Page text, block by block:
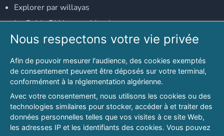
Explorer par willayas
Le Guide D'Alger, guide-alger.com
NOS RÉSEAUX SOCIAUX
Notre page Facebook
Notre page LinkedIn
Notre page Instagram
Notre page Twitter
Nous respectons votre vie privée
Afin de pouvoir mesurer l'audience, des cookies exemptés
de consentement peuvent être déposés sur votre terminal,
conformément à la réglementation algérienne.
Avec votre consentement, nous utilisons les cookies ou des
technologies similaires pour stocker, accéder à et traiter des
données personnelles telles que vos visites à ce site Web,
les adresses IP et les identifiants des cookies. Vous pouvez